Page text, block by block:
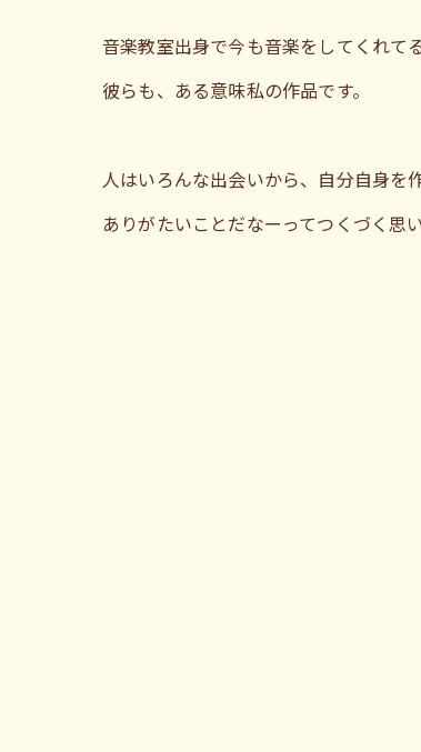
音楽教室出身で今も音楽をしてくれて
彼らも、ある意味私の作品です。
人はいろんな出会いから、自分自身を
ありがたいことだなーってつくづく思